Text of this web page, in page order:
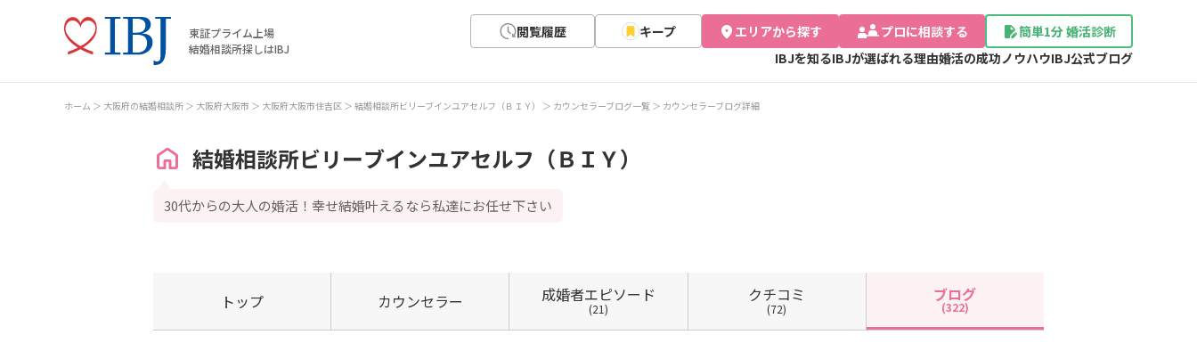
東証プライム上場
結婚相談所探しはIBJ
閲覧履歴 キープ エリアから探す プロに相談する
簡単1分 婚活診断
IBJを知るIBJが選ばれる理由婚活の成功ノウハウIBJ公式ブログ
ホーム 大阪府の結婚相談所 大阪府大阪市 大阪府大阪市住吉区 結婚相談所ビリーブインユアセルフ（ＢＩＹ） カウンセラーブログ一覧 カウンセラーブログ詳細
結婚相談所ビリーブインユアセルフ（ＢＩＹ）
30代からの大人の婚活！幸せ結婚叶えるなら私達にお任せ下さい
トップ カウンセラー 成婚者エピソード
(21)
クチコミ
(72)
ブログ
(322)